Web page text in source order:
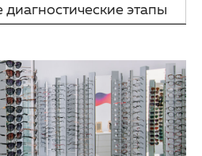
контактных линзэтапы